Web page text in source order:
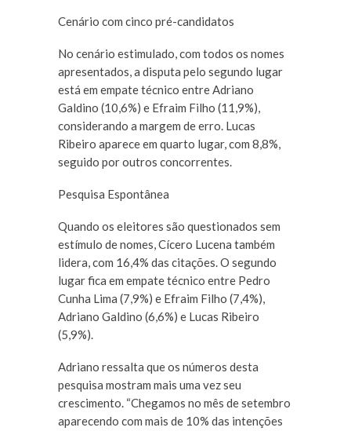
Cenário com cinco pré-candidatos
No cenário estimulado, com todos os nomes
apresentados, a disputa pelo segundo lugar
está em empate técnico entre Adriano
Galdino (10,6%) e Efraim Filho (11,9%),
considerando a margem de erro. Lucas
Ribeiro aparece em quarto lugar, com 8,8%,
seguido por outros concorrentes.
Pesquisa Espontânea
Quando os eleitores são questionados sem
estímulo de nomes, Cícero Lucena também
lidera, com 16,4% das citações. O segundo
lugar fica em empate técnico entre Pedro
Cunha Lima (7,9%) e Efraim Filho (7,4%),
Adriano Galdino (6,6%) e Lucas Ribeiro
(5,9%).
Adriano ressalta que os números desta
pesquisa mostram mais uma vez seu
crescimento. “Chegamos no mês de setembro
aparecendo com mais de 10% das intenções